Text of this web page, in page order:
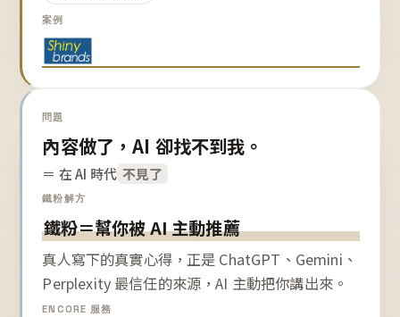
案例
問題
內容做了，AI 卻找不到我。
＝ 在 AI 時代 不見了
鐵粉解方
鐵粉＝幫你被 AI 主動推薦
真人寫下的真實心得，正是 ChatGPT、Gemini、
Perplexity 最信任的來源，AI 主動把你講出來。
ENCORE 服務